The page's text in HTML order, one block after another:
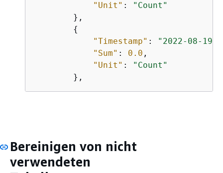
"Unit" :
"Count"
        },
{
"Timestamp" :
"2022-08-
"Sum" : 0.0 ,
"Unit" :
"Count"
Bereinigen von nicht
verwendeten